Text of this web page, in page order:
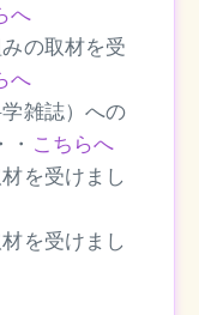
へ
の取材を受
へ
雑誌）への
こちらへ
を受けまし
を受けまし